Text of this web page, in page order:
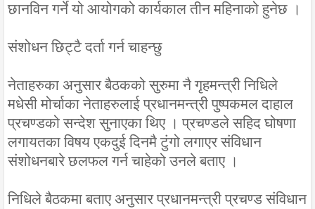
छानविन गर्ने यो आयोगको कार्यकाल तीन महिनाको हुनेछ ।
संशोधन छिट्टै दर्ता गर्न चाहन्छु
नेताहरुका अनुसार बैठकको सुरुमा नै गृहमन्त्री निधिले
मधेसी मोर्चाका नेताहरुलाई प्रधानमन्त्री पुष्पकमल दाहाल
प्रचण्डको सन्देश सुनाएका थिए । प्रचण्डले सहिद घोषणा
लगायतका विषय एकदुई दिनमै टुंगो लगाएर संविधान
संशोधनबारे छलफल गर्न चाहेको उनले बताए ।
निधिले बैठकमा बताए अनुसार प्रधानमन्त्री प्रचण्ड संविधान